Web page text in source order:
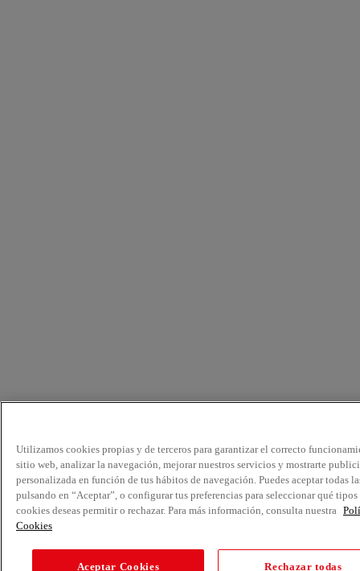
Utilizamos cookies propias y de terceros para garantizar el correcto
sitio web, analizar la navegación, mejorar nuestros servicios y mostrarte
personalizada en función de tus hábitos de navegación. Puedes aceptar todas
pulsando en “Aceptar”, o configurar tus preferencias para seleccionar qué tipos
cookies deseas permitir o rechazar. Para más información, consulta nuestra
Cookies
Aceptar Cookies Rechazar todas